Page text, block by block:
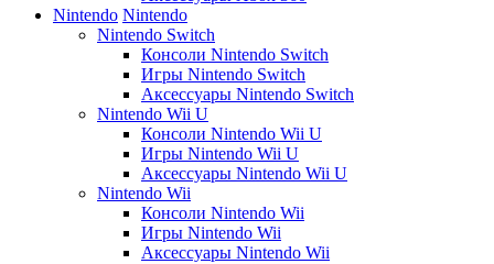
Nintendo Nintendo
Nintendo Switch
Консоли Nintendo Switch
Игры Nintendo Switch
Аксессуары Nintendo Switch
Nintendo Wii U
Консоли Nintendo Wii U
Игры Nintendo Wii U
Аксессуары Nintendo Wii U
Nintendo Wii
Консоли Nintendo Wii
Игры Nintendo Wii
Аксессуары Nintendo Wii